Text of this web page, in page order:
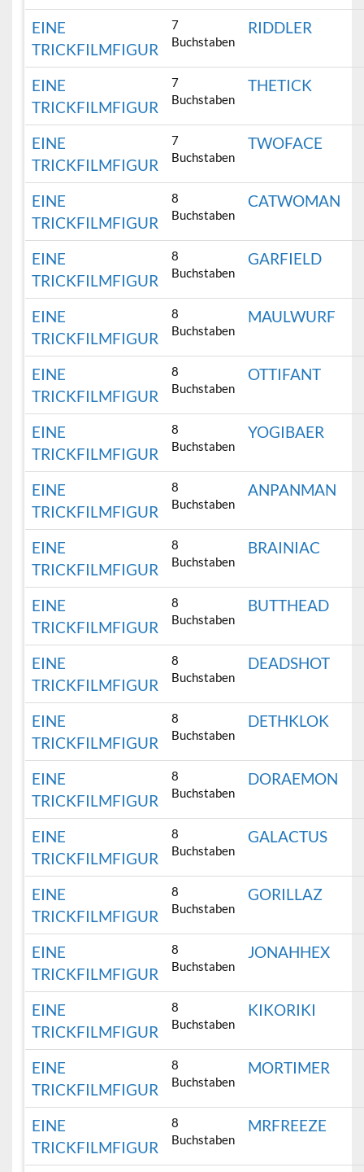
EINE
TRICKFILMFIGUR
7
Buchstaben
RIDDLER
EINE
TRICKFILMFIGUR
7
Buchstaben
THETICK
EINE
TRICKFILMFIGUR
7
Buchstaben
TWOFACE
EINE
TRICKFILMFIGUR
8
Buchstaben
CATWOMAN
EINE
TRICKFILMFIGUR
8
Buchstaben
GARFIELD
EINE
TRICKFILMFIGUR
8
Buchstaben
MAULWURF
EINE
TRICKFILMFIGUR
8
Buchstaben
OTTIFANT
EINE
TRICKFILMFIGUR
8
Buchstaben
YOGIBAER
EINE
TRICKFILMFIGUR
8
Buchstaben
ANPANMAN
EINE
TRICKFILMFIGUR
8
Buchstaben
BRAINIAC
EINE
TRICKFILMFIGUR
8
Buchstaben
BUTTHEAD
EINE
TRICKFILMFIGUR
8
Buchstaben
DEADSHOT
EINE
TRICKFILMFIGUR
8
Buchstaben
DETHKLOK
EINE
TRICKFILMFIGUR
8
Buchstaben
DORAEMON
EINE
TRICKFILMFIGUR
8
Buchstaben
GALACTUS
EINE
TRICKFILMFIGUR
8
Buchstaben
GORILLAZ
EINE
TRICKFILMFIGUR
8
Buchstaben
JONAHHEX
EINE
TRICKFILMFIGUR
8
Buchstaben
KIKORIKI
EINE
TRICKFILMFIGUR
8
Buchstaben
MORTIMER
EINE
TRICKFILMFIGUR
8
Buchstaben
MRFREEZE